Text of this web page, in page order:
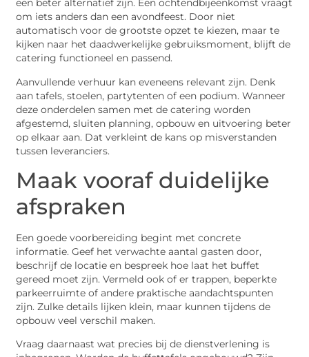
een beter alternatief zijn. Een ochtendbijeenkomst vraagt
om iets anders dan een avondfeest. Door niet
automatisch voor de grootste opzet te kiezen, maar te
kijken naar het daadwerkelijke gebruiksmoment, blijft de
catering functioneel en passend.
Aanvullende verhuur kan eveneens relevant zijn. Denk
aan tafels, stoelen, partytenten of een podium. Wanneer
deze onderdelen samen met de catering worden
afgestemd, sluiten planning, opbouw en uitvoering beter
op elkaar aan. Dat verkleint de kans op misverstanden
tussen leveranciers.
Maak vooraf duidelijke
afspraken
Een goede voorbereiding begint met concrete
informatie. Geef het verwachte aantal gasten door,
beschrijf de locatie en bespreek hoe laat het buffet
gereed moet zijn. Vermeld ook of er trappen, beperkte
parkeerruimte of andere praktische aandachtspunten
zijn. Zulke details lijken klein, maar kunnen tijdens de
opbouw veel verschil maken.
Vraag daarnaast wat precies bij de dienstverlening is